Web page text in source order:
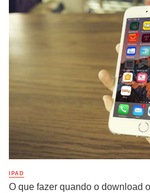
IPAD
O que fazer quando o download